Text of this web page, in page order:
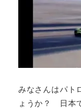
みなさんはパト
ょうか？ 日本